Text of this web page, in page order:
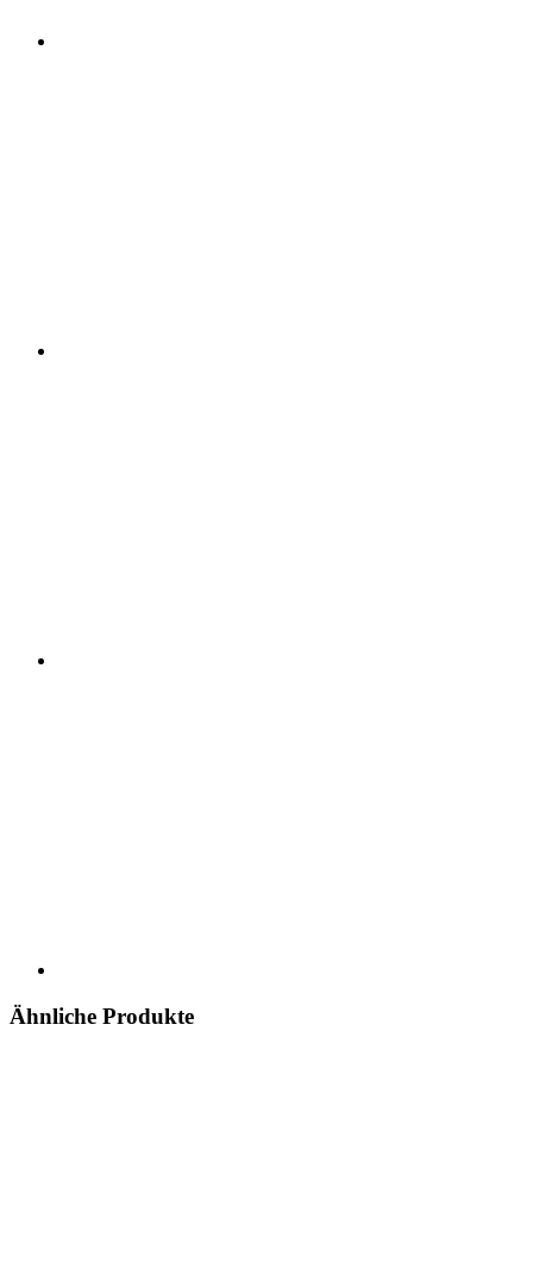
Ähnliche Produkte